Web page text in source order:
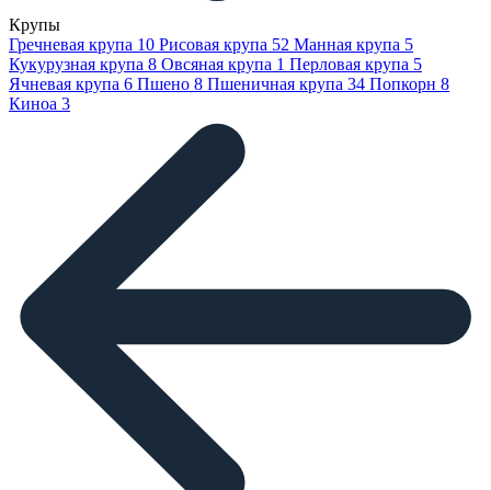
Крупы
Гречневая крупа 10 Рисовая крупа 52 Манная крупа 5
Кукурузная крупа 8 Овсяная крупа 1 Перловая крупа 5
Ячневая крупа 6 Пшено 8 Пшеничная крупа 34 Попкорн 8
Киноа 3